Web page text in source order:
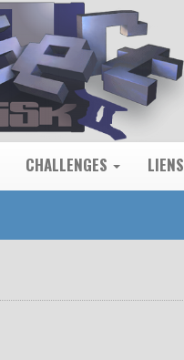
CHALLENGES LIENS